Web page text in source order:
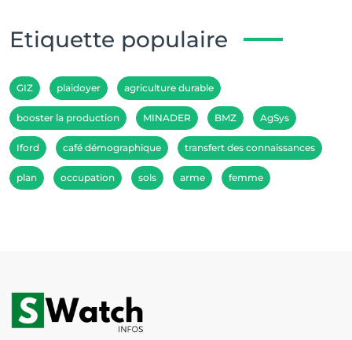
Etiquette populaire
GIZ plaidoyer agriculture durable
booster la production MINADER BMZ AgSys
Iford café démographique transfert des connaissances
plan occupation sols arme femme